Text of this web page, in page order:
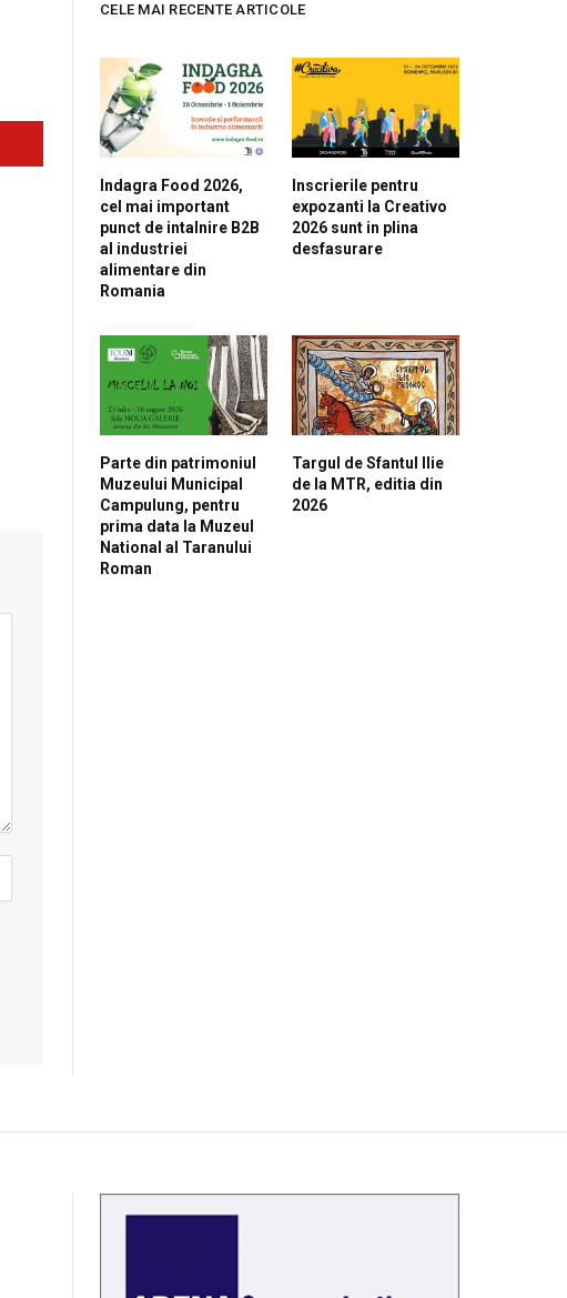
CELE MAI RECENTE ARTICOLE
Indagra Food 2026,
cel mai important
punct de intalnire B2B
al industriei
alimentare din
Romania
Inscrierile pentru
expozanti la Creativo
2026 sunt in plina
desfasurare
Parte din patrimoniul
Muzeului Municipal
Campulung, pentru
prima data la Muzeul
National al Taranului
Roman
Targul de Sfantul Ilie
de la MTR, editia din
2026